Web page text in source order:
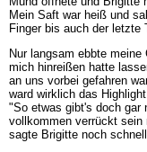
Mein Saft war heiß und
Finger bis auch der letzte
Nur langsam ebbte
mich hinreißen hatte
an uns vorbei gefahren
ward wirklich das
"So etwas gibt's doch gar
vollkommen verrückt sein
sagte Brigitte noch